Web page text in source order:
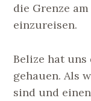
die Grenze
einzureisen.
Belize hat uns
gehauen. Als
sind und